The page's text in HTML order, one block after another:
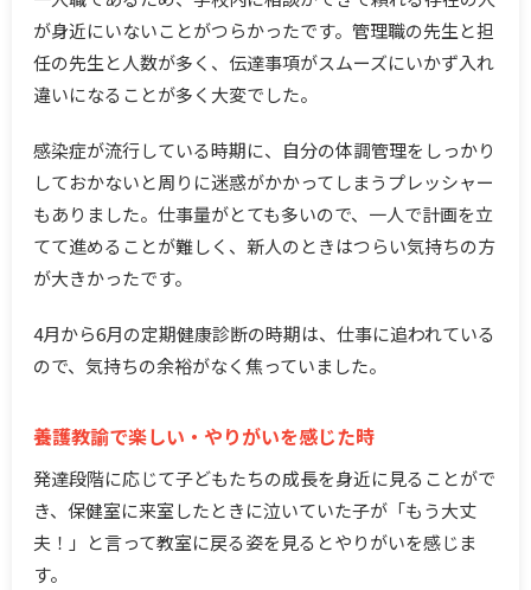
が身近にいないことがつらかったです。管理職の先生と担
任の先生と人数が多く、伝達事項がスムーズにいかず入れ
違いになることが多く大変でした。
感染症が流行している時期に、自分の体調管理をしっかり
しておかないと周りに迷惑がかかってしまうプレッシャー
もありました。仕事量がとても多いので、一人で計画を立
てて進めることが難しく、新人のときはつらい気持ちの方
が大きかったです。
4月から6月の定期健康診断の時期は、仕事に追われている
ので、気持ちの余裕がなく焦っていました。
養護教諭で楽しい・やりがいを感じた時
発達段階に応じて子どもたちの成長を身近に見ることがで
き、保健室に来室したときに泣いていた子が「もう大丈
夫！」と言って教室に戻る姿を見るとやりがいを感じま
す。